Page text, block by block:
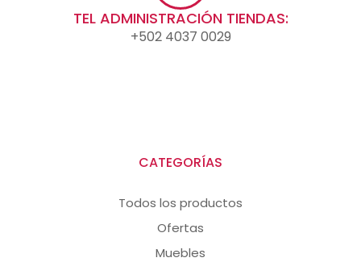
TEL ADMINISTRACIÓN TIENDAS:
+502 4037 0029
CATEGORÍAS
Todos los productos
Ofertas
Muebles